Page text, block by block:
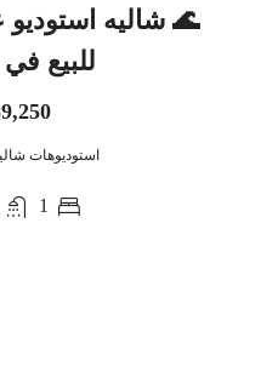
🌊 شاليه
للبيع
استوديوهات
1